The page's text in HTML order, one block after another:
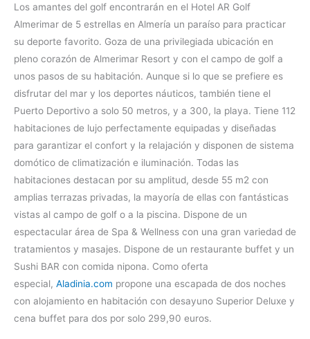
Los amantes del golf encontrarán en el Hotel AR Golf
Almerimar de 5 estrellas en Almería un paraíso para practicar
su deporte favorito. Goza de una privilegiada ubicación en
pleno corazón de Almerimar Resort y con el campo de golf a
unos pasos de su habitación. Aunque si lo que se prefiere es
disfrutar del mar y los deportes náuticos, también tiene el
Puerto Deportivo a solo 50 metros, y a 300, la playa. Tiene 112
habitaciones de lujo perfectamente equipadas y diseñadas
para garantizar el confort y la relajación y disponen de sistema
domótico de climatización e iluminación. Todas las
habitaciones destacan por su amplitud, desde 55 m2 con
amplias terrazas privadas, la mayoría de ellas con fantásticas
vistas al campo de golf o a la piscina. Dispone de un
espectacular área de Spa & Wellness con una gran variedad de
tratamientos y masajes. Dispone de un restaurante buffet y un
Sushi BAR con comida nipona. Como oferta
especial, Aladinia.com propone una escapada de dos noches
con alojamiento en habitación con desayuno Superior Deluxe y
cena buffet para dos por solo 299,90 euros.